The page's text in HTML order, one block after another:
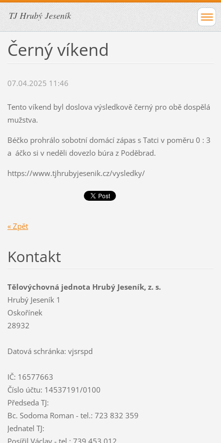
TJ Hrubý Jeseník
Černý víkend
07.04.2025 11:46
Tento víkend byl doslova výsledkově černý pro obě dospělá
mužstva.
Béčko prohrálo sobotní domácí zápas s Tatci v poměru 0 : 3
a áčko si v neděli dovezlo búra z Poděbrad.
https://www.tjhrubyjesenik.cz/vysledky/
« Zpět
Kontakt
Tělovýchovná jednota Hrubý Jeseník, z. s.
Hrubý Jeseník 1
Oskořínek
28932
Datová schránka: vjsrspd
IČ: 16577663
Číslo účtu: 14537191/0100
Předseda TJ:
Bc. Sodoma Roman - tel.: 723 832 359
Jednatel TJ:
Posířil Václav - tel.: 739 453 012